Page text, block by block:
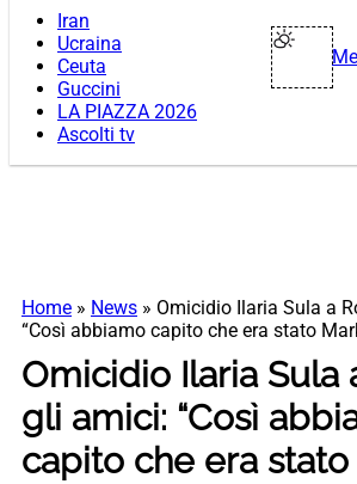
Iran
Ucraina
Ceuta
Guccini
LA PIAZZA 2026
Ascolti tv
Home » News » Omicidio Ilaria Sula a
“Così abbiamo capito che era stato
Omicidio Ilaria Sula
gli amici: “Così
capito che era stato